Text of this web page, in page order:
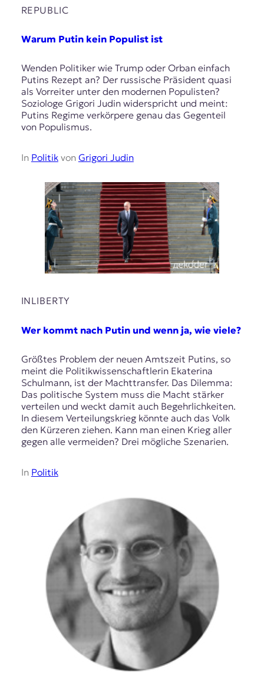
REPUBLIC
Warum Putin kein Populist ist
Wenden Politiker wie Trump oder Orban einfach
Putins Rezept an? Der russische Präsident quasi
als Vorreiter unter den modernen Populisten?
Soziologe Grigori Judin widerspricht und meint:
Putins Regime verkörpere genau das Gegenteil
von Populismus.
In Politikvon Grigori Judin
INLIBERTY
Wer kommt nach Putin und wenn ja, wie viele?
Größtes Problem der neuen Amtszeit Putins, so
meint die Politikwissenschaftlerin Ekaterina
Schulmann, ist der Machttransfer. Das Dilemma:
Das politische System muss die Macht stärker
verteilen und weckt damit auch Begehrlichkeiten.
In diesem Verteilungskrieg könnte auch das Volk
den Kürzeren ziehen. Kann man einen Krieg aller
gegen alle vermeiden? Drei mögliche Szenarien.
In Politik